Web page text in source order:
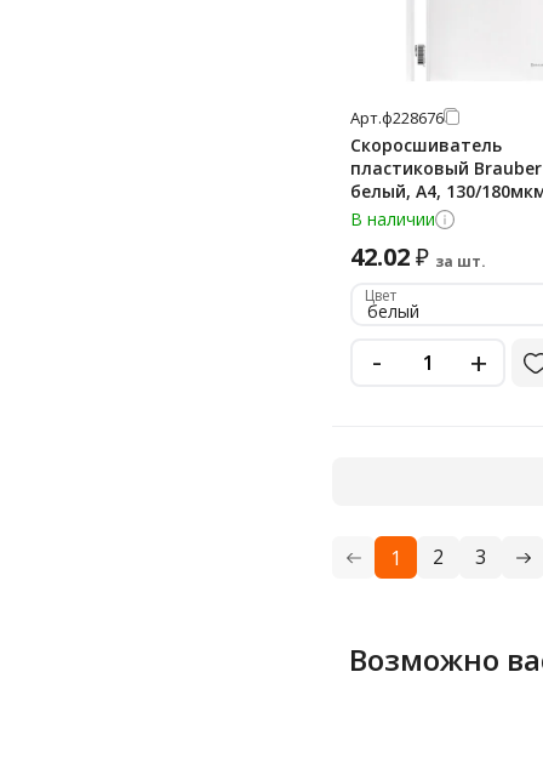
Арт.ф228676
Скоросшиватель
пластиковый
белый, А4, 130/
В наличии
42.02₽ за шт.
Цвет
белый
- +
1 2 3
Возможно